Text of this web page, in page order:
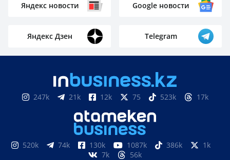
Яндекс новости Google новости
Яндекс Дзен Telegram
247k 21k 12k 75 523k 17k
520k 74k 130k 1087k 386k
1k
7k
56k